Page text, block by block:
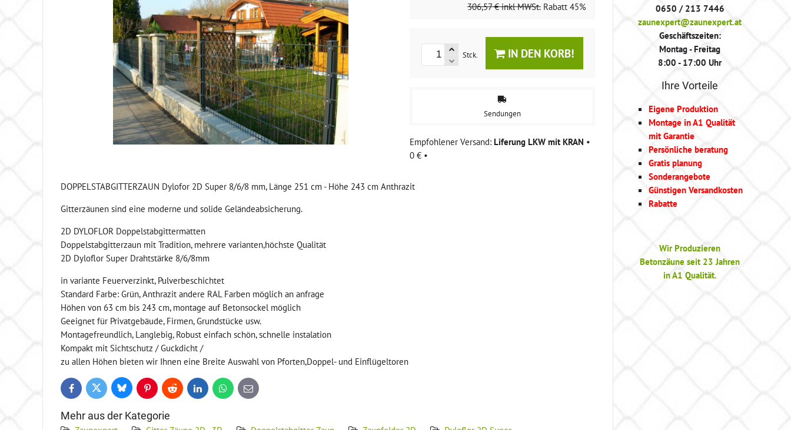
306,57 € inkl MWSt. Rabatt 45%
Stck. IN DEN KORB!
Sendungen
Liferung LKW mit KRAN •
0 € •
DOPPELSTABGITTERZAUN Dylofor 2D Super 8/6/8 mm, Länge 251 cm - Höhe 243 cm Anthrazit
Gitterzäunen sind eine moderne und solide Geländeabsicherung.
2D DYLOFLOR Doppelstabgittermatten
Doppelstabgitterzaun mit Tradition, mehrere varianten,höchste Qualität
2D Dyloflor Super Drahtstärke 8/6/8mm
in variante Feuerverzinkt, Pulverbeschichtet
Standard Farbe: Grün, Anthrazit andere RAL Farben möglich an anfrage
Höhen von 63 cm bis 243 cm, montage auf Betonsockel möglich
Geeignet für Privatgebäude, Firmen, Grundstücke usw.
Montagefreundlich, Langlebig, Robust einfach schön, schnelle instalation
Kompakt mit Sichtschutz / Guckdicht /
zu allen Höhen bieten wir Ihnen eine Breite Auswahl von Pforten,Doppel- und Einflügeltoren
FacebookTwitter BlueskyPinterestReddit LinkedInWhatsApp
E-
mail
Mehr aus der Kategorie
0650 / 213 7446
zaunexpert@zaunexpert.at
Geschäftszeiten:
Montag - Freitag
8:00 - 17:00 Uhr
Ihre Vorteile
Eigene Produktion
Montage in A1 Qualität
mit Garantie
Persönliche beratung
Gratis planung
Sonderangebote
Günstigen Versandkosten
Rabatte
Wir Produzieren
Betonzäune seit 23 Jahren
in A1 Qualität.